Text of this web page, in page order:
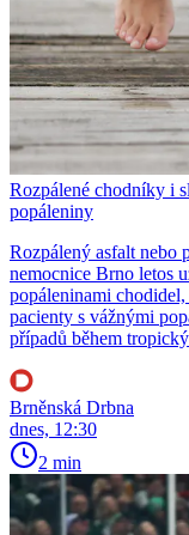
Rozpálené chodníky i
popáleniny
Rozpálený asfalt nebo
nemocnice Brno letos
popáleninami
pacienty s vážnými
případů během
Brněnská Drbna
dnes, 12:30
2 min